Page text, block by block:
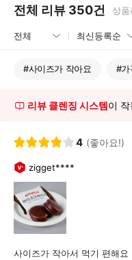
전체 리뷰 350건 상
#사이즈가 작아요 #가
리뷰 클렌징 시스템이
4 (좋아요!)
zigget****
사이즈가 작아서 먹기 편해요